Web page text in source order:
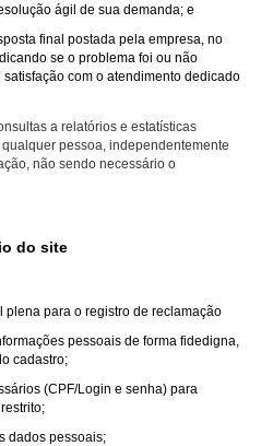
ágil de sua demanda; e
final postada pela empresa, no
se o problema foi ou não
com o atendimento dedicado
a relatórios e estatísticas
pessoa, independentemente
não sendo necessário o
do site
plena para o registro de reclamação
pessoais de forma fidedigna,
cadastro;
(CPF/Login e senha) para
dados pessoais;